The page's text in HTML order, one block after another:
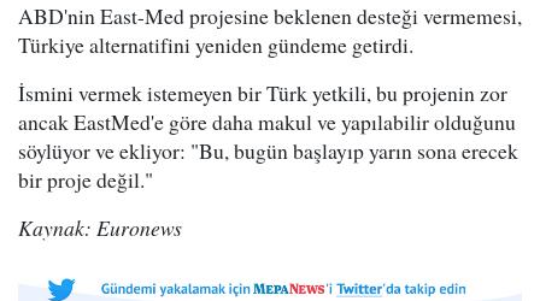
ABD'nin East-Med projesine beklenen desteği vermemesi,
Türkiye alternatifini yeniden gündeme getirdi.
İsmini vermek istemeyen bir Türk yetkili, bu projenin zor
ancak EastMed'e göre daha makul ve yapılabilir olduğunu
söylüyor ve ekliyor: "Bu, bugün başlayıp yarın sona erecek
bir proje değil."
Kaynak: Euronews